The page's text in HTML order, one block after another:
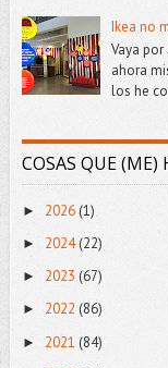
Ikea no
Vaya
ahora
los he
COSAS QUE (ME)
► 2026 (1)
► 2024(22)
► 2023 (67)
► 2022 (86)
► 2021 (84)